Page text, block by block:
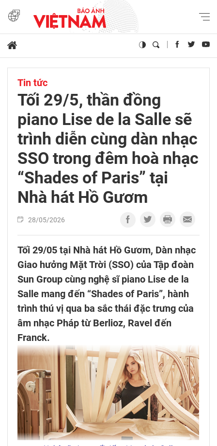
Tin tức
Tối 29/5, thần đồng
piano Lise de la Salle sẽ
trình diễn cùng dàn nhạc
SSO trong đêm hoà nhạc
“Shades of Paris” tại
Nhà hát Hồ Gươm
28/05/2026
Tối 29/05 tại Nhà hát Hồ Gươm, Dàn nhạc
Giao hưởng Mặt Trời (SSO) của Tập đoàn
Sun Group cùng nghệ sĩ piano Lise de la
Salle mang đến “Shades of Paris”, hành
trình thú vị qua ba sắc thái đặc trưng của
âm nhạc Pháp từ Berlioz, Ravel đến
Franck.